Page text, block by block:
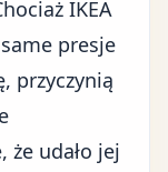
IKEA
presje
przyczynią
udało jej